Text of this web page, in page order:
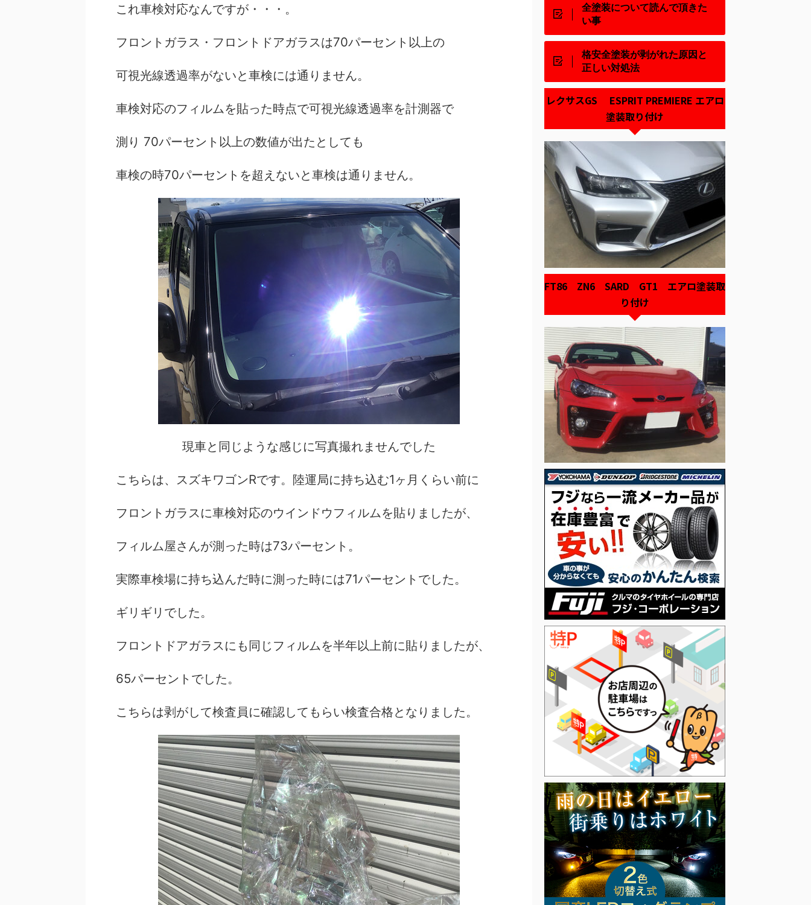
これ車検対応なんですが・・・。
フロントガラス・フロントドアガラスは70パーセント以上の
可視光線透過率がないと車検には通りません。
車検対応のフィルムを貼った時点で可視光線透過率を計測器で
測り 70パーセント以上の数値が出たとしても
車検の時70パーセントを超えないと車検は通りません。
現車と同じような感じに写真撮れませんでした
こちらは、スズキワゴンRです。陸運局に持ち込む1ヶ月くらい前に
フロントガラスに車検対応のウインドウフィルムを貼りましたが、
フィルム屋さんが測った時は73パーセント。
実際車検場に持ち込んだ時に測った時には71パーセントでした。
ギリギリでした。
フロントドアガラスにも同じフィルムを半年以上前に貼りましたが、
65パーセントでした。
こちらは剥がして検査員に確認してもらい検査合格となりました。
全塗装について読んで頂きた
い事
格安全塗装が剥がれた原因と
正しい対処法
レクサスGS ESPRIT PREMIERE エアロ
塗装取り付け
FT86 ZN6 SARD GT1 エアロ塗装取
り付け